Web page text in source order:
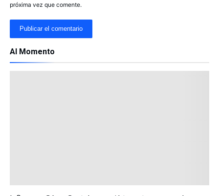
próxima vez que comente.
Al Momento